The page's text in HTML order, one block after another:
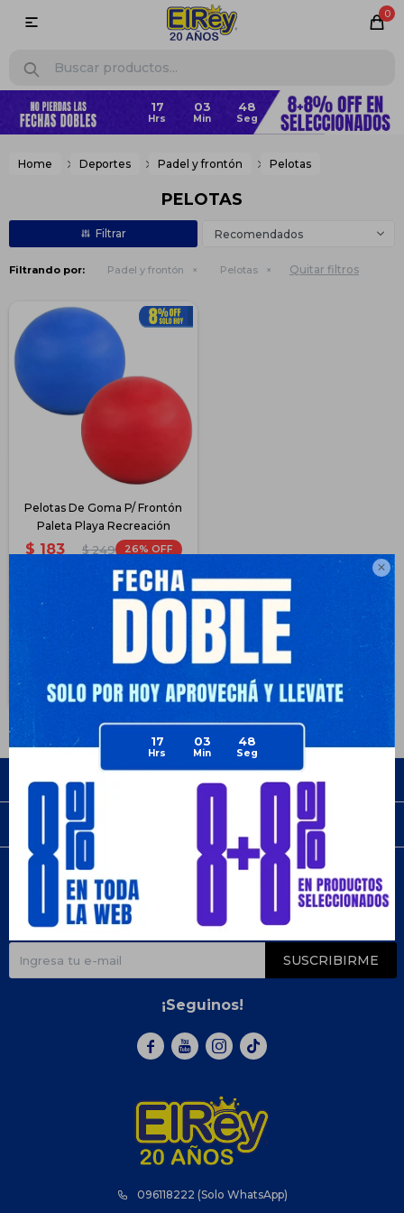

17 03 48
0

Home Deportes Padel y frontón Pelotas
PELOTAS
Recomendados
Filtrando por: Padel y frontón Pelotas Quitar filtros
Pelotas De Goma P/ Frontón
Paleta Playa Recreación
$ 183 $ 249 26
$ 137
$ 137
$ 165
Disponible Envío
096118222 (Solo WhatsApp)
Empresa
Compra
¡Suscribite y recibí todas nuestras novedades!
SUSCRIBIRME
¡Seguinos!
  